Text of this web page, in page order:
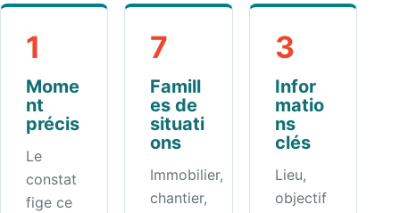
1
Mome
nt
précis
Le
constat
fige ce
7
Famill
es de
situati
ons
Immobilier,
chantier,
3
Infor
matio
ns
clés
Lieu,
objectif